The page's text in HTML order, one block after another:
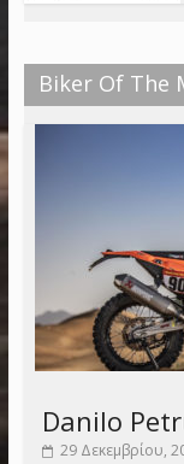
Biker Of The
Danilo
29 Δεκεμβρίου,